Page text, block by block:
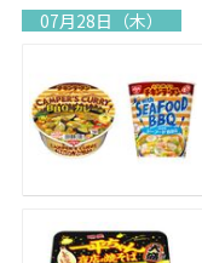
07月28日（木）